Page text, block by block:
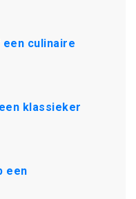
culinaire
klassieker
een